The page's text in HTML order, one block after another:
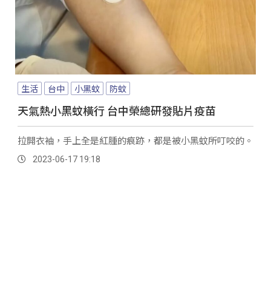
生活 台中 小黑蚊 防蚊
天氣熱小黑蚊橫行 台中榮總研發貼片疫苗
拉開衣袖，手上全是紅腫的痕跡，都是被小黑蚊所叮咬的。
2023-06-17 19:18